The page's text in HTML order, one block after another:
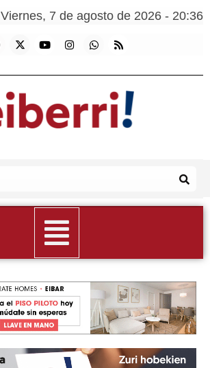
Viernes, 7 de agosto de 2026 - 20:36